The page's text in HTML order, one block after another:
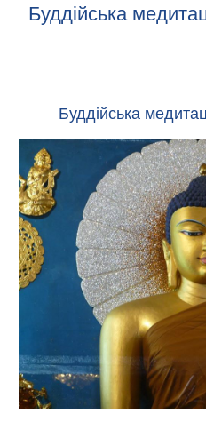
Буддійська
Буддійська